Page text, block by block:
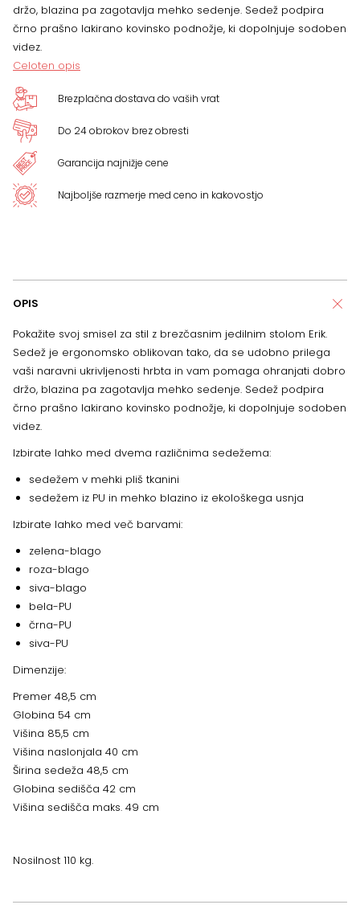
držo, blazina pa zagotavlja mehko sedenje. Sedež podpira
črno prašno lakirano kovinsko podnožje, ki dopolnjuje sodoben
videz.
Celoten opis
Brezplačna dostava do vaših vrat
Do 24 obrokov brez obresti
Garancija najnižje cene
Najboljše razmerje med ceno in kakovostjo
OPIS
Pokažite svoj smisel za stil z brezčasnim jedilnim stolom Erik.
Sedež je ergonomsko oblikovan tako, da se udobno prilega
vaši naravni ukrivljenosti hrbta in vam pomaga ohranjati dobro
držo, blazina pa zagotavlja mehko sedenje. Sedež podpira
črno prašno lakirano kovinsko podnožje, ki dopolnjuje sodoben
videz.
Izbirate lahko med dvema različnima sedežema:
sedežem v mehki pliš tkanini
sedežem iz PU in mehko blazino iz ekološkega usnja
Izbirate lahko med več barvami:
zelena-blago
roza-blago
siva-blago
bela-PU
črna-PU
siva-PU
Dimenzije:
Premer 48,5 cm
Globina 54 cm
Višina 85,5 cm
Višina naslonjala 40 cm
Širina sedeža 48,5 cm
Globina sedišča 42 cm
Višina sedišča maks. 49 cm
Nosilnost 110 kg.